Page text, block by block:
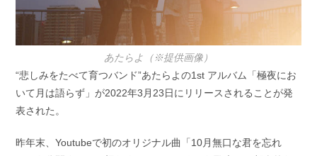
あたらよ（※提供画像）
“悲しみをたべて育つバンド”あたらよの1st アルバム「極夜にお
いて月は語らず」が2022年3月23日にリリースされることが発
表された。
昨年末、Youtubeで初のオリジナル曲「10月無口な君を忘れ